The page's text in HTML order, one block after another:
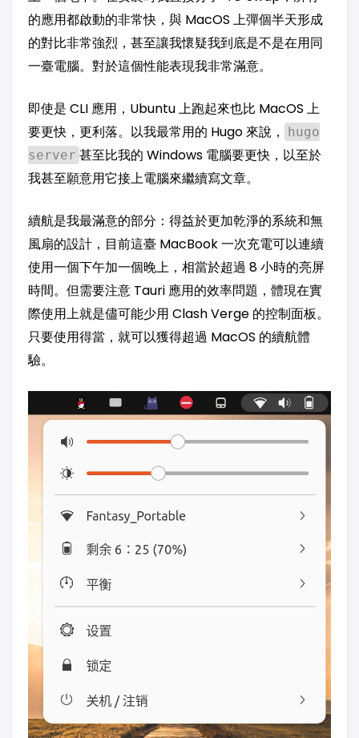
的應用都啟動的非常快，與 MacOS 上彈個半天形成
的對比非常強烈，甚至讓我懷疑我到底是不是在用同
一臺電腦。對於這個性能表現我非常滿意。
即使是 CLI 應用，Ubuntu 上跑起來也比 MacOS 上
要更快，更利落。以我最常用的 Hugo 來說，
hugo
server 甚至比我的 Windows 電腦要更快，以至於
我甚至願意用它接上電腦來繼續寫文章。
續航是我最滿意的部分：得益於更加乾淨的系統和無
風扇的設計，目前這臺 MacBook 一次充電可以連續
使用一個下午加一個晚上，相當於超過 8 小時的亮屏
時間。但需要注意 Tauri 應用的效率問題，體現在實
際使用上就是儘可能少用 Clash Verge 的控制面板。
只要使用得當，就可以獲得超過 MacOS 的續航體
驗。